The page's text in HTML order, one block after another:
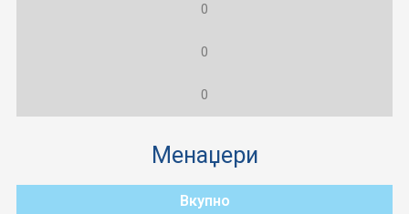
0
0
0
Менаџери
Вкупно